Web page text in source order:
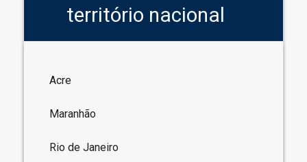
território nacional
Acre
Maranhão
Rio de Janeiro